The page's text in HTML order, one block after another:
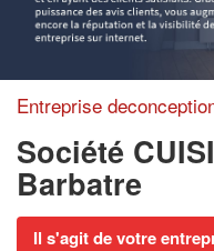
Entreprise
Société
Barbatre
Il s'agit de votre